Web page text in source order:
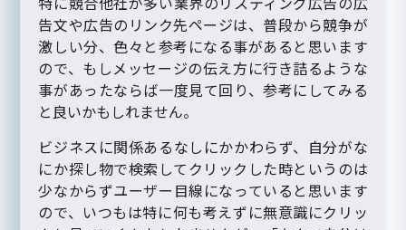
告文や広告のリンク先ページは、普段から競争が
激しい分、色々と参考になる事があると思います
ので、もしメッセージの伝え方に行き詰るような
事があったならば一度見て回り、参考にしてみる
と良いかもしれません。
ビジネスに関係あるなしにかかわらず、自分がな
にか探し物で検索してクリックした時というのは
少なからずユーザー目線になっていると思います
ので、いつもは特に何も考えずに無意識にクリッ